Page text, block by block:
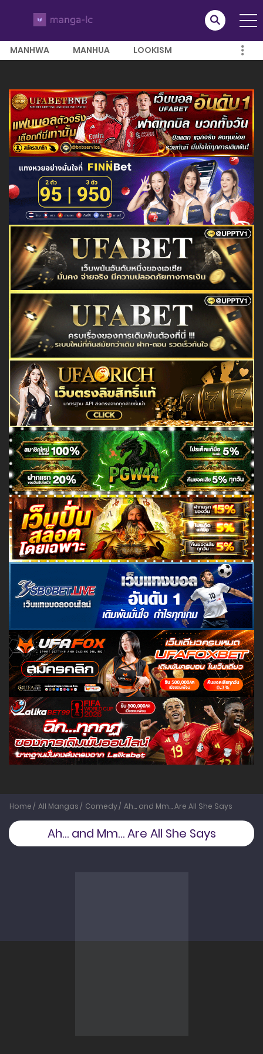
MANHWA MANHUA LOOKISM
Home All Mangas Comedy Ah… and Mm… Are All She Says
Ah… and Mm… Are All She Says